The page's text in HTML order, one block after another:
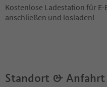
Kostenlose Ladestation für
anschließen und losladen!
Standort & Anfahrt